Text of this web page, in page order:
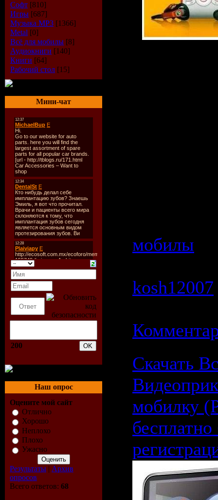
Софт [810]
Игры [687]
Музыка МР3 [1366]
Metal [0]
Всё для мобилы [8]
Аудиокниги [140]
Книги [64]
Рабочий стол [15]
Мини-чат
200
Наш опрос
Оцените мой сайт
Отлично
Хорошо
Неплохо
Плохо
Ужасно
Результаты | Архив
опросов
Всего ответов: 68
мобилы
kosh12007
Скачать
мобилку
бесплатно